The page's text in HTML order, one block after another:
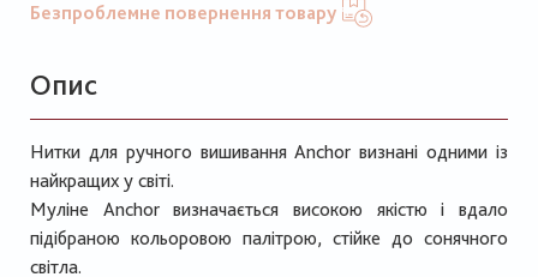
Безпроблемне повернення товару
Опис
Нитки для ручного вишивання Anchor визнані одними із
найкращих у світі.
Муліне Anchor визначається високою якістю і вдало
підібраною кольоровою палітрою, стійке до сонячного
світла.